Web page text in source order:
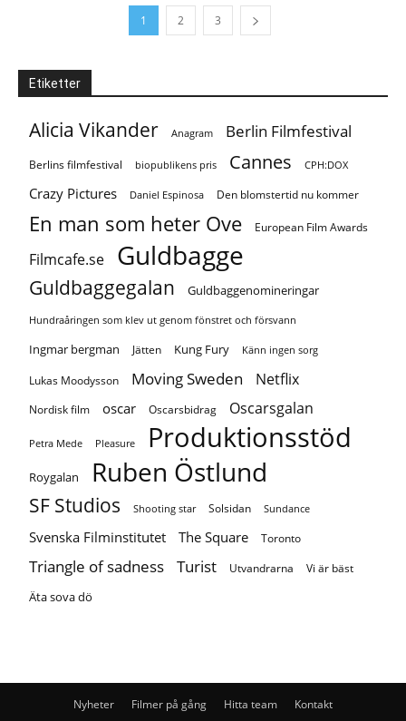
1 2 3
Etiketter
Alicia Vikander Anagram Berlin Filmfestival
Berlins filmfestival biopublikens pris Cannes CPH:DOX
Crazy Pictures Daniel Espinosa Den blomstertid nu kommer
En man som heter Ove European Film Awards
Filmcafe.se Guldbagge
Guldbaggegalan Guldbaggenomineringar
Hundraåringen som klev ut genom fönstret och försvann
Ingmar bergman Jätten Kung Fury Känn ingen sorg
Lukas Moodysson Moving Sweden Netflix
Nordisk film oscar Oscarsbidrag Oscarsgalan
Petra Mede Pleasure Produktionsstöd
Roygalan Ruben Östlund
SF Studios Shooting star Solsidan Sundance
Svenska Filminstitutet The Square Toronto
Triangle of sadness Turist Utvandrarna Vi är bäst
Äta sova dö
Nyheter Filmer på gång Hitta team Kontakt